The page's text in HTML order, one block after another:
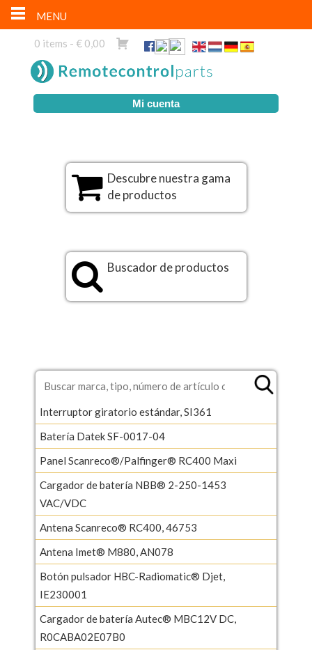
0 items - € 0,00
Mi cuenta
Descubre nuestra gama
de productos
Buscador de productos
Interruptor giratorio estándar, SI361
Batería Datek SF-0017-04
Panel Scanreco®/Palfinger® RC400 Maxi
Cargador de batería NBB® 2-250-1453
VAC/VDC
Antena Scanreco® RC400, 46753
Antena Imet® M880, AN078
Botón pulsador HBC-Radiomatic® Djet,
IE230001
Cargador de batería Autec® MBC12V DC,
R0CABA02E07B0
MENU